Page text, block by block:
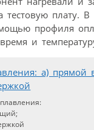
тестовую плату. В
профиля
и